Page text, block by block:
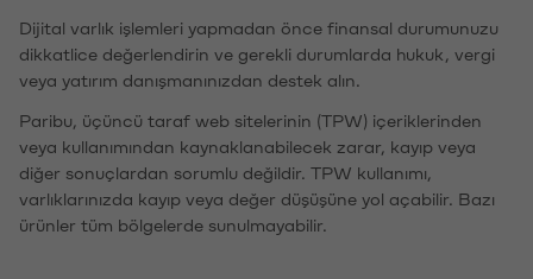
Dijital varlık işlemleri yapmadan önce finansal durumunuzu
dikkatlice değerlendirin ve gerekli durumlarda hukuk, vergi
veya yatırım danışmanınızdan destek alın.
Paribu, üçüncü taraf web sitelerinin (TPW) içeriklerinden
veya kullanımından kaynaklanabilecek zarar, kayıp veya
diğer sonuçlardan sorumlu değildir. TPW kullanımı,
varlıklarınızda kayıp veya değer düşüşüne yol açabilir. Bazı
ürünler tüm bölgelerde sunulmayabilir.